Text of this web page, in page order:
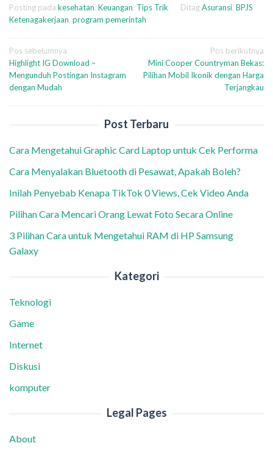
Posting pada kesehatan, Keuangan, Tips Trik DitagAsuransi, BPJS
Ketenagakerjaan, program pemerintah
Navigasi
pos
Pos sebelumnya
Highlight IG Download –
Mengunduh Postingan Instagram
dengan Mudah
Pos berikutnya
Mini Cooper Countryman Bekas:
Pilihan Mobil Ikonik dengan Harga
Terjangkau
Post Terbaru
Cara Mengetahui Graphic Card Laptop untuk Cek Performa
Cara Menyalakan Bluetooth di Pesawat, Apakah Boleh?
Inilah Penyebab Kenapa TikTok 0 Views, Cek Video Anda
Pilihan Cara Mencari Orang Lewat Foto Secara Online
3 Pilihan Cara untuk Mengetahui RAM di HP Samsung
Galaxy
Kategori
Teknologi
Game
Internet
Diskusi
komputer
Legal Pages
About